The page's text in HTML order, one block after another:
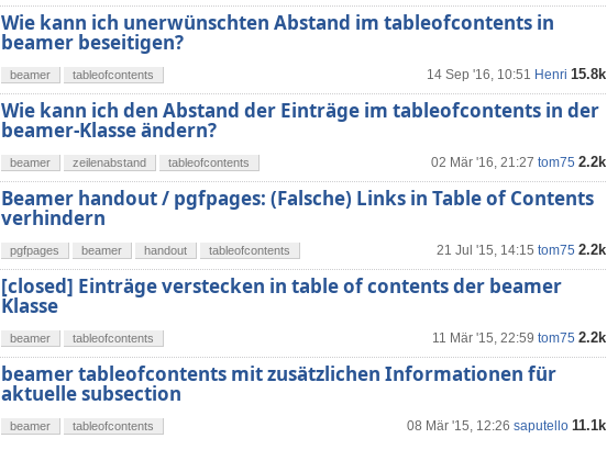
Wie kann ich unerwünschten Abstand im tableofcontents in
beamer beseitigen?
14 Sep '16, 10:51 Henri 15.8k
beamer tableofcontents
Wie kann ich den Abstand der Einträge im tableofcontents in der
beamer-Klasse ändern?
02 Mär '16, 21:27 tom75 2.2k
beamer zeilenabstand tableofcontents
Beamer handout / pgfpages: (Falsche) Links in Table of Contents
verhindern
21 Jul '15, 14:15 tom75 2.2k
pgfpages beamer handout tableofcontents
[closed] Einträge verstecken in table of contents der beamer
Klasse
11 Mär '15, 22:59 tom75 2.2k
beamer tableofcontents
beamer tableofcontents mit zusätzlichen Informationen für
aktuelle subsection
08 Mär '15, 12:26 saputello 11.1k
beamer tableofcontents